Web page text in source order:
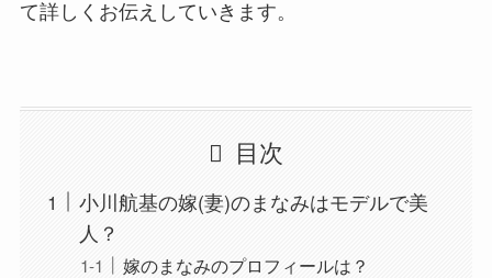
て詳しくお伝えしていきます。
目次
小川航基の嫁(妻)のまなみはモデルで美
人？
嫁のまなみのプロフィールは？